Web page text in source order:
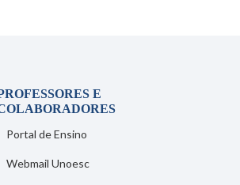
E
Portal de Ensino
Webmail Unoesc